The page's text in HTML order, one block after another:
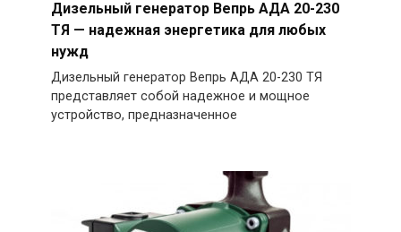
Дизельный генератор Вепрь АДА 20-230
ТЯ — надежная энергетика для любых
нужд
Дизельный генератор Вепрь АДА 20-230 ТЯ
представляет собой надежное и мощное
устройство, предназначенное